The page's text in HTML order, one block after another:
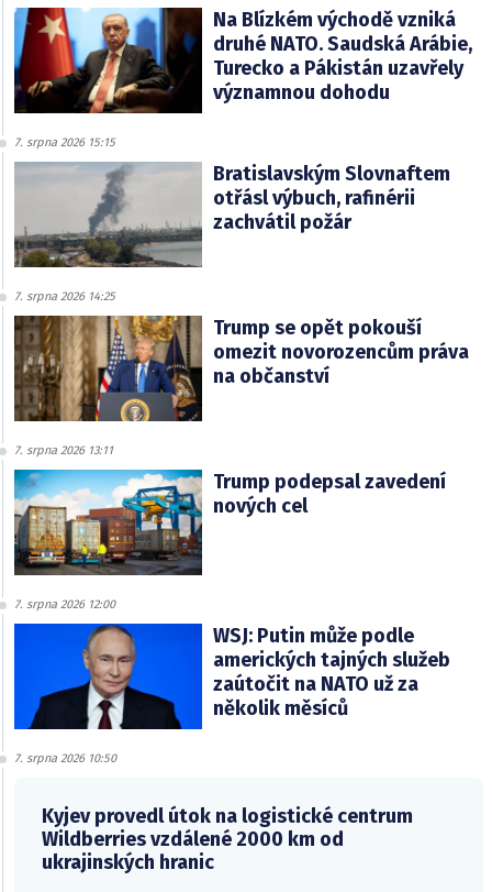
Na Blízkém východě vzniká
druhé NATO. Saudská Arábie,
Turecko a Pákistán uzavřely
významnou dohodu
7. srpna 2026 15:15
Bratislavským Slovnaftem
otřásl výbuch, rafinérii
zachvátil požár
7. srpna 2026 14:25
Trump se opět pokouší
omezit novorozencům práva
na občanství
7. srpna 2026 13:11
Trump podepsal zavedení
nových cel
7. srpna 2026 12:00
WSJ: Putin může podle
amerických tajných služeb
zaútočit na NATO už za
několik měsíců
7. srpna 2026 10:50
Kyjev provedl útok na logistické centrum
Wildberries vzdálené 2000 km od
ukrajinských hranic